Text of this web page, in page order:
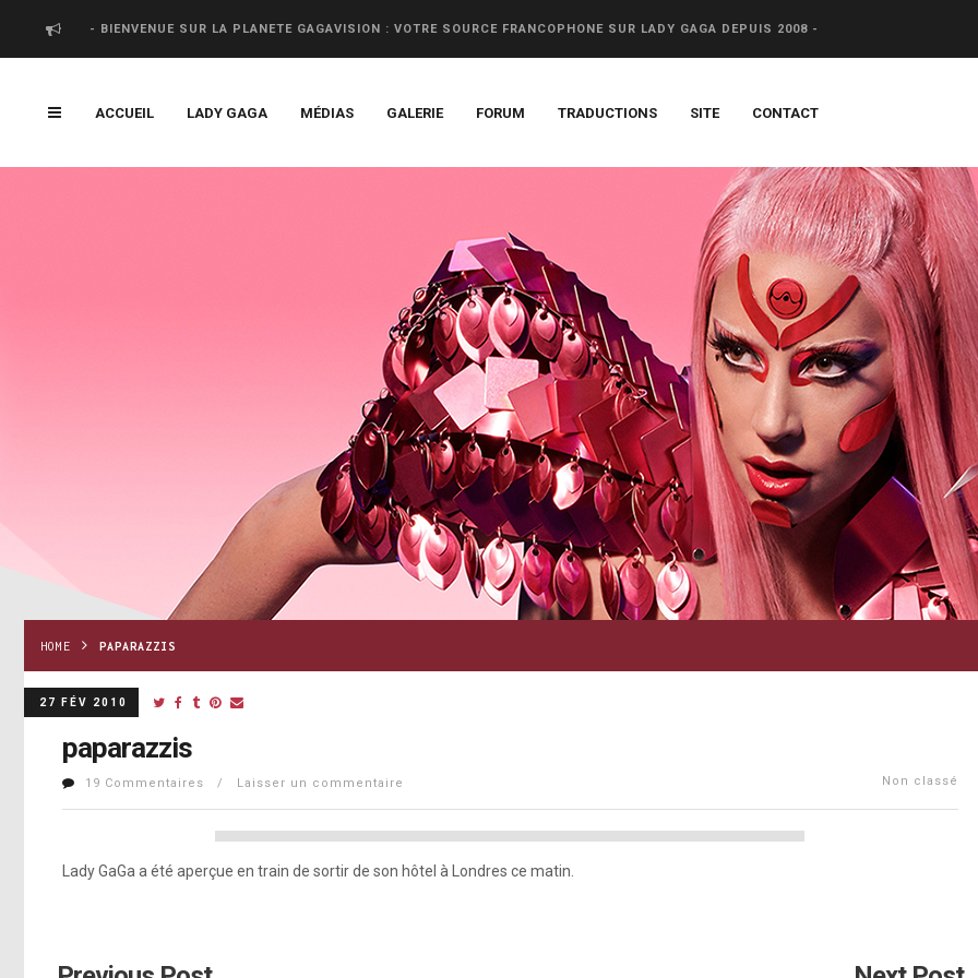
- BIENVENUE SUR LA PLANETE GAGAVISION : VOTRE SOURCE FRANCOPHONE SUR LADY GAGA DEPUIS 2008 -
ACCUEIL LADY GAGA MÉDIAS GALERIE FORUM TRADUCTIONS SITE CONTACT
HOME PAPARAZZIS
27 FÉV 2010
paparazzis
19 Commentaires / Laisser un commentaire Non classé
Lady GaGa a été aperçue en train de sortir de son hôtel à Londres ce matin.